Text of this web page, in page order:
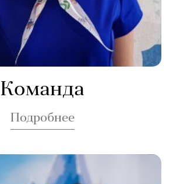
Команда
Подробнее